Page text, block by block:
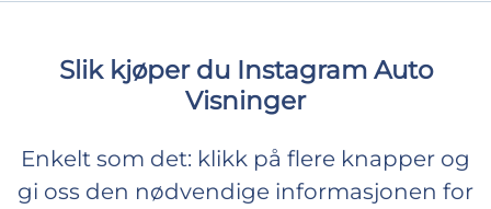
Slik kjøper du Instagram Auto
Visninger
Enkelt som det: klikk på flere knapper og
gi oss den nødvendige informasjonen for